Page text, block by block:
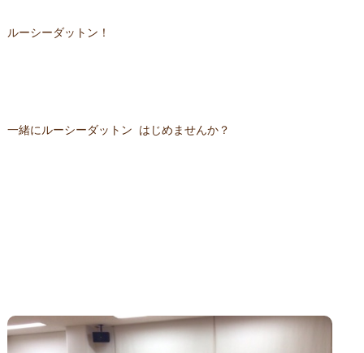
ルーシーダットン！
一緒にルーシーダットン はじめませんか？